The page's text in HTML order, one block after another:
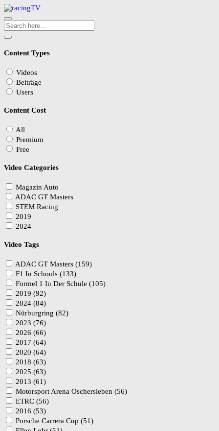
Content Types
Videos
Beiträge
Users
Content Cost
All
Premium
Free
Video Categories
Magazin Auto
ADAC GT Masters
STEM Racing
2019
2024
Video Tags
ADAC GT Masters (159)
F1 In Schools (133)
Formel 1 In Der Schule (105)
2019 (92)
2024 (84)
Nürburgring (82)
2023 (76)
2026 (66)
2017 (64)
2020 (64)
2018 (63)
2025 (63)
2013 (61)
Motorsport Arena Oschersleben (56)
ETRC (56)
2016 (53)
Porsche Carrera Cup (51)